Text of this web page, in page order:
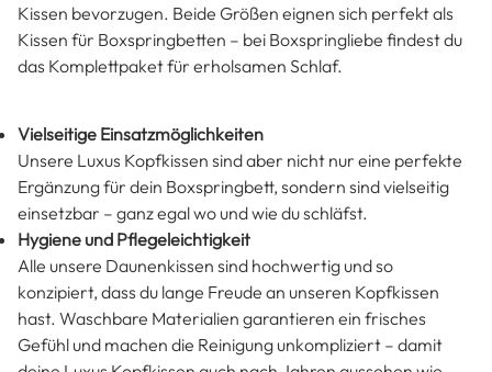
anpassungsfähige Füllungen: Die Außenkammer besteht
aus80% Gänsedaunenund 20% Gänsefedern,während
der innere Kern aus100% Gänsefedernbesteht – so
Wir bieten unsere Luxus Kopfkissen in zwei beliebten
Größen an: Kopfkissen in 80×80, die als echte Klassiker
eignen und mit ihrer quadratischen Form genug Komfort
bieten und unsere Kopfkissen in 40×80, deren längliche
Form perfekt für Menschen geeignet sind, die kleinere
Kissen bevorzugen. Beide Größen eignen sich perfekt als
Kissen für Boxspringbetten – bei Boxspringliebe findest du
das Komplettpaket für erholsamen Schlaf.